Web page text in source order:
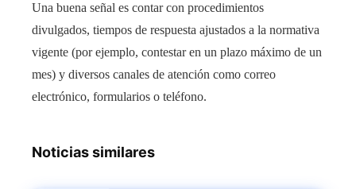
Una buena señal es contar con procedimientos
divulgados, tiempos de respuesta ajustados a la normativa
vigente (por ejemplo, contestar en un plazo máximo de un
mes) y diversos canales de atención como correo
electrónico, formularios o teléfono.
Noticias similares